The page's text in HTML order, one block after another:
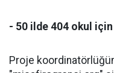
- 50 ilde 404 okul için
Proje